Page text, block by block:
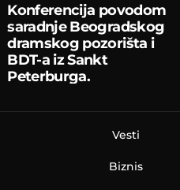
Konferencija povodom
saradnje Beogradskog
dramskog pozorišta i
BDT-a iz Sankt
Peterburga.
Vesti
Biznis